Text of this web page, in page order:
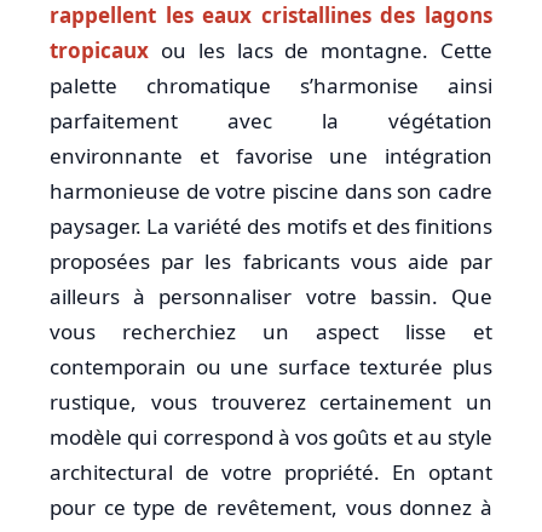
rappellent les eaux cristallines des lagons
tropicaux ou les lacs de montagne. Cette
palette chromatique s’harmonise ainsi
parfaitement avec la végétation
environnante et favorise une intégration
harmonieuse de votre piscine dans son cadre
paysager. La variété des motifs et des finitions
proposées par les fabricants vous aide par
ailleurs à personnaliser votre bassin. Que
vous recherchiez un aspect lisse et
contemporain ou une surface texturée plus
rustique, vous trouverez certainement un
modèle qui correspond à vos goûts et au style
architectural de votre propriété. En optant
pour ce type de revêtement, vous donnez à